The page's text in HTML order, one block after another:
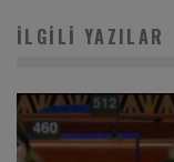
İLGILI YAZILAR